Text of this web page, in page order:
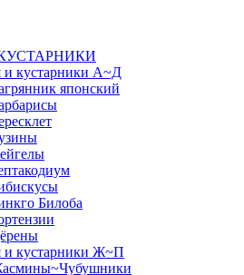
и кустарники А~Д
японский
Билоба
и кустарники Ж~П